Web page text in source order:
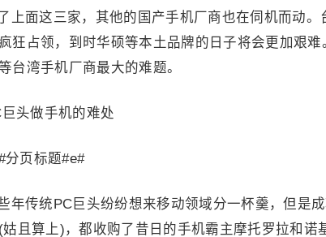
上面这三家，其他的国产手机厂商也在伺机而动
狂占领，到时华硕等本土品牌的日子将会更加艰
台湾手机厂商最大的难题。
巨头做手机的难处
分页标题#e#
年传统PC巨头纷纷想来移动领域分一杯羹，但是
且算上)，都收购了昔日的手机霸主摩托罗拉和诺